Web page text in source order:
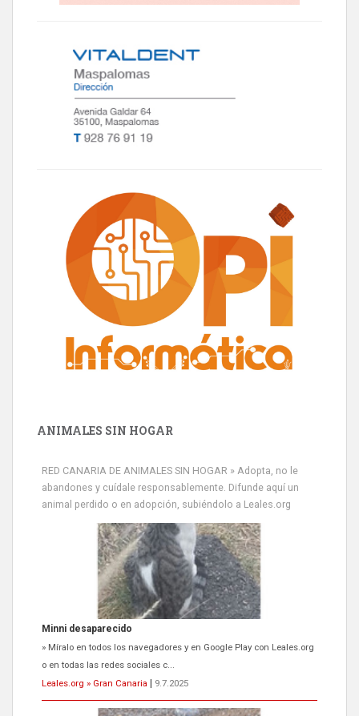
ANIMALES SIN HOGAR
RED CANARIA DE ANIMALES SIN HOGAR » Adopta, no le
abandones y cuídale responsablemente. Difunde aquí un
animal perdido o en adopción, subiéndolo a Leales.org
Minni desaparecido
» Míralo en todos los navegadores y en Google Play con Leales.org
o en todas las redes sociales c...
Leales.org » Gran Canaria
9.7.2025